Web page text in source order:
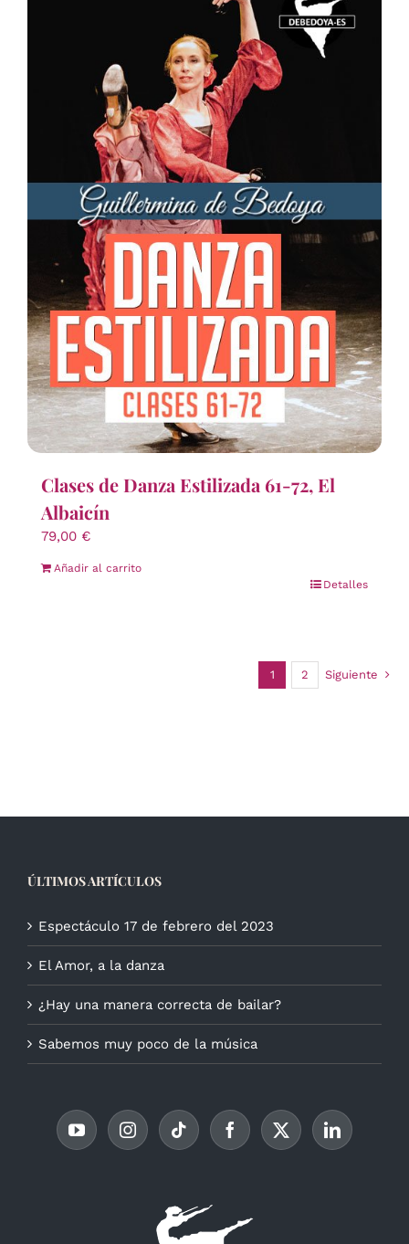
Clases de Danza Estilizada 61-72, El
Albaicín
79,00 €
Añadir al carrito
Detalles
1 2 Siguiente
ÚLTIMOS ARTÍCULOS
Espectáculo 17 de febrero del 2023
El Amor, a la danza
¿Hay una manera correcta de bailar?
Sabemos muy poco de la música